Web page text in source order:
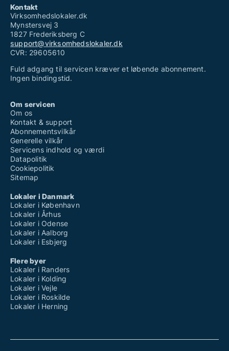
Kontakt
Virksomhedslokaler.dk
Mynstersvej 3
1827 Frederiksberg C
support@virksomhedslokaler.dk
CVR: 29605610
Fuld adgang til servicen kræver et løbende abonnement.
Ingen bindingstid.
Om servicen
Om os
Kontakt & support
Abonnementsvilkår
Generelle vilkår
Servicens indhold og værdi
Datapolitik
Cookiepolitik
Sitemap
Lokaler i Danmark
Lokaler i København
Lokaler i Århus
Lokaler i Odense
Lokaler i Aalborg
Lokaler i Esbjerg
Flere byer
Lokaler i Randers
Lokaler i Kolding
Lokaler i Vejle
Lokaler i Roskilde
Lokaler i Herning